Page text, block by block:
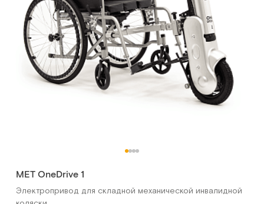
MET OneDrive 1
Электропривод для складной механической инвалидной